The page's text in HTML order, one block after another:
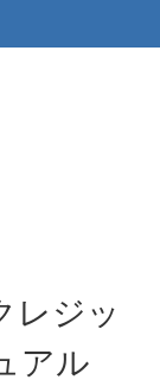
レジッ
アル